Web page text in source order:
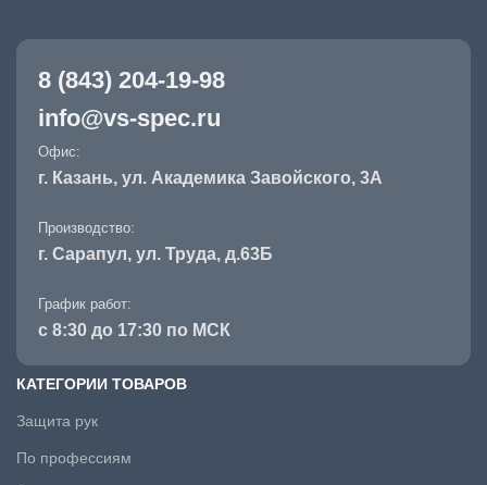
КАТЕГОРИИ ТОВАРОВ
Защита рук
По профессиям
8 (843) 204-19-98
info@vs-spec.ru
Офис:
г. Казань, ул. Академика Завойского, 3А
Производство:
г. Сарапул, ул. Труда, д.63Б
График работ:
с 8:30 до 17:30 по МСК